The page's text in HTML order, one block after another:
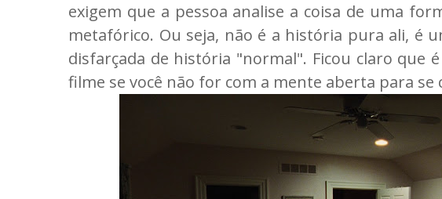
exigem que a pessoa analise a coisa de uma
metafórico. Ou seja, não é a história pura ali, é
disfarçada de história "normal". Ficou claro que
filme se você não for com a mente aberta para se